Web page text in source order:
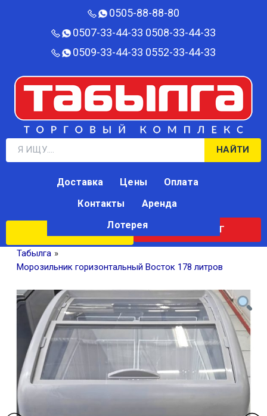
0505-88-88-80‬
0507-33-44-33 0508-33-44-33
0509-33-44-33 0552-33-44-33
НАЙТИ
КАТАЛОГ
Доставка Цены
Оплата
Контакты
Аренда
Лотерея
Табылга »
Морозильник горизонтальный Восток 178 литров